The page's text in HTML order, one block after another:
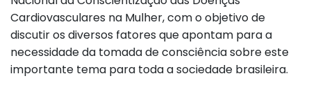
Cardiovasculares na Mulher, com o objetivo de
discutir os diversos fatores que apontam para a
necessidade da tomada de consciência sobre este
importante tema para toda a sociedade brasileira.